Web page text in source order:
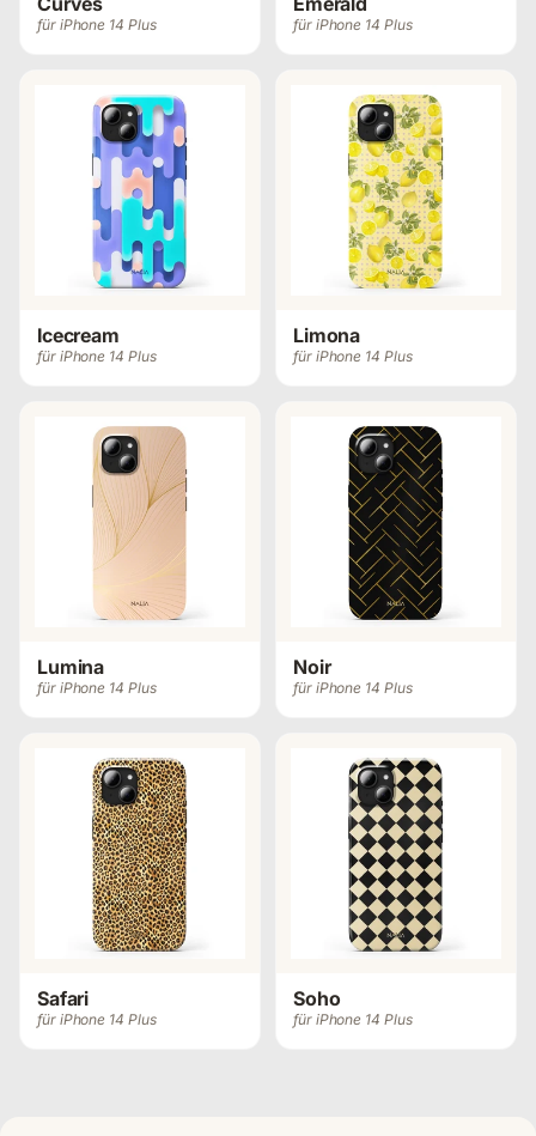
für iPhone 14 Plus für iPhone 14 Plus
Icecream
für iPhone 14 Plus
Limona
für iPhone 14 Plus
Lumina
für iPhone 14 Plus
Noir
für iPhone 14 Plus
Safari
für iPhone 14 Plus
Soho
für iPhone 14 Plus